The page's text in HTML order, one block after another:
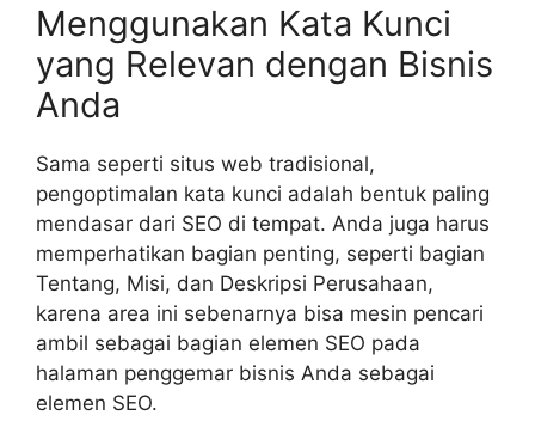
Menggunakan Kata Kunci
yang Relevan dengan Bisnis
Anda
Sama seperti situs web tradisional,
pengoptimalan kata kunci adalah bentuk paling
mendasar dari SEO di tempat. Anda juga harus
memperhatikan bagian penting, seperti bagian
Tentang, Misi, dan Deskripsi Perusahaan,
karena area ini sebenarnya bisa mesin pencari
ambil sebagai bagian elemen SEO pada
halaman penggemar bisnis Anda sebagai
elemen SEO.